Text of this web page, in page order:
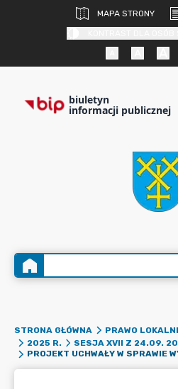
MAPA STRONY
biuletyn
informacji publicznej
STRONA GŁÓWNA PRAWO
2025 R.
SESJA XVII Z 24.09.